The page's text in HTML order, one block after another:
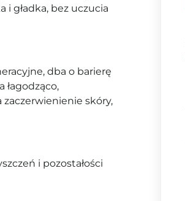
i gładka, bez uczucia
dba o barierę
łagodząco,
skóry,
i pozostałości